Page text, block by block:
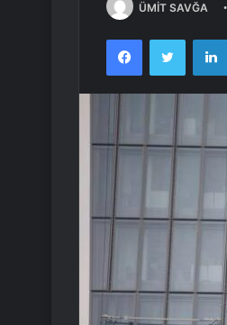
ÜMİT SAVĞA
FacebookTwitter